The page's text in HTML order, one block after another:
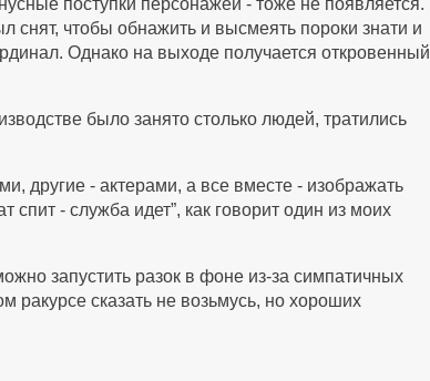
снят, чтобы обнажить и высмеять пороки знати и
Однако на выходе получается откровенный
было занято столько людей, тратились
другие - актерами, а все вместе - изображать
спит - служба идет”, как говорит один из моих
запустить разок в фоне из-за симпатичных
сказать не возьмусь, но хороших